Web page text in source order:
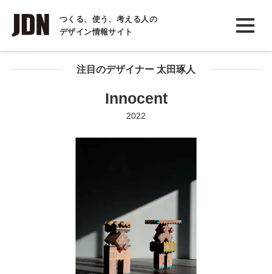
つくる、使う、考える人の
デザイン情報サイト
INTERVIEW
インタビュー
REPORT注目のデザイナー 太田琢人
Innocent
2022